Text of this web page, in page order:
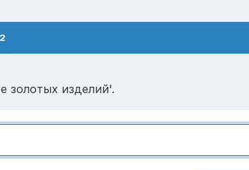
золотых изделий'.